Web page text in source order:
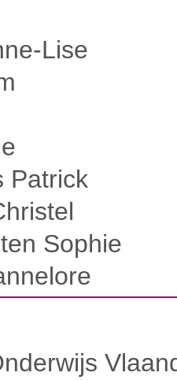
Lise
Patrick
Sophie